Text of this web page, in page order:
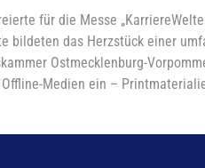
für die Messe
bildeten das Herzstück einer
Ostmecklenburg-
Medien ein –